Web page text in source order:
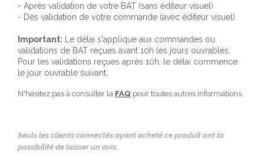
- Après validation de votre BAT (sans éditeur visuel)
- Dès validation de votre commande (avec éditeur visuel)
Important: Le délai s'applique aux commandes ou
validations de BAT reçues avant 10h les jours ouvrables.
Pour les validations reçues après 10h, le délai commence
le jour ouvrable suivant.
N'hésitez pas à consulter la FAQ pour toutes autres informations.
Seuls les clients connectés ayant acheté ce produit ont la
possibilité de laisser un avis.